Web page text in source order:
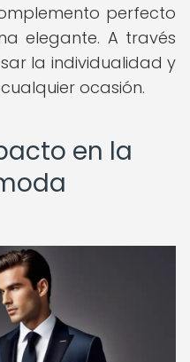
perfecto
elegante. A través
la individualidad y
ocasión.
en la